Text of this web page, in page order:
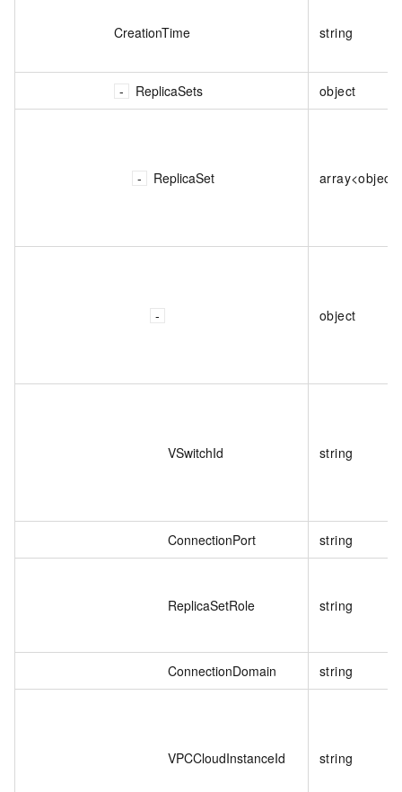
CreationTime string
ReplicaSets object
ReplicaSet array<object>
object
VSwitchId string
ConnectionPort string
ReplicaSetRole string
ConnectionDomain string
VPCCloudInstanceId string